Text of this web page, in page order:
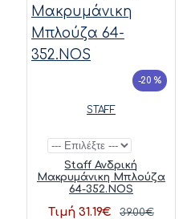
-20 %
STAFF
Staff Ανδρική
Μακρυμάνικη Μπλούζα
64-352.NOS
Τιμή 31.19€ 39.00€